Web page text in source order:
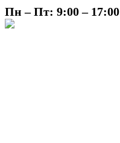
Пн – Пт: 9:00 – 17:00